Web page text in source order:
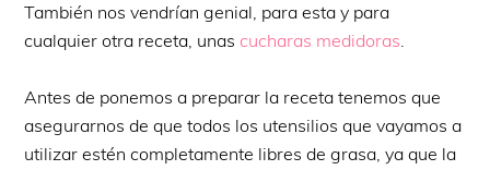
También nos vendrían genial, para esta y para
cualquier otra receta, unas cucharas medidoras.
Antes de ponemos a preparar la receta tenemos que
asegurarnos de que todos los utensilios que vayamos a
utilizar estén completamente libres de grasa, ya que la